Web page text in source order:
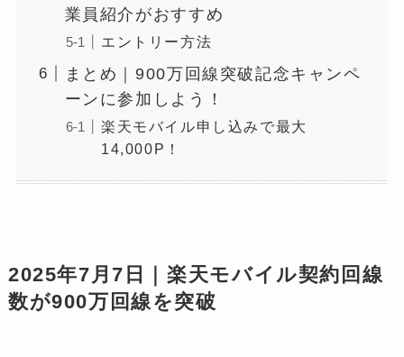
業員紹介がおすすめ
エントリー方法
まとめ｜900万回線突破記念キャンペ
ーンに参加しよう！
楽天モバイル申し込みで最大
14,000P！
2025年7月7日｜楽天モバイル契約回線
数が900万回線を突破